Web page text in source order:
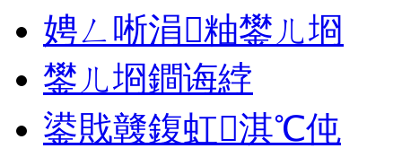
娉ㄥ唽涓粙鐢ㄦ埛
鐢ㄦ埛鐧诲綍
鍙戝竷鍑虹淇℃伅